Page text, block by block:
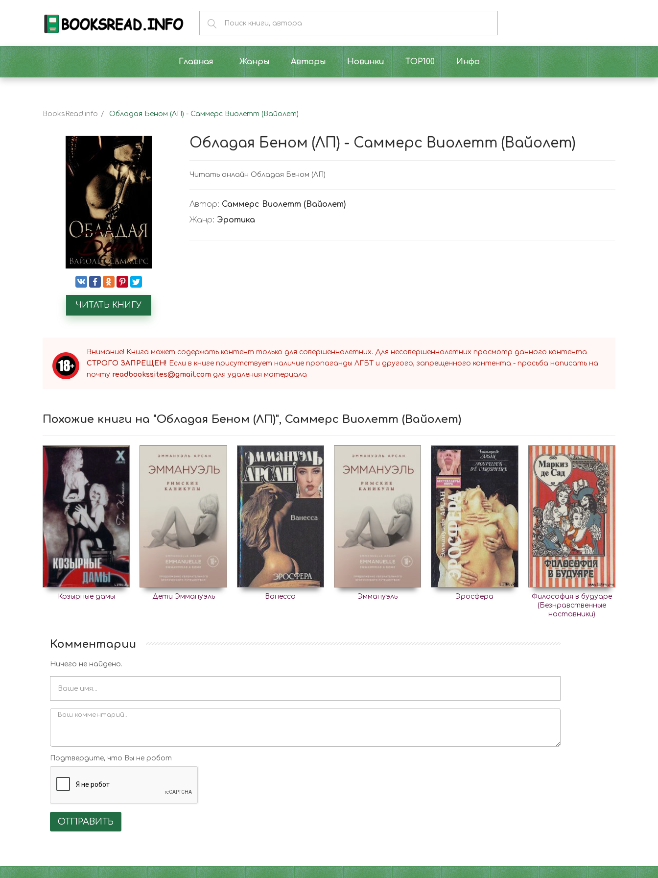
Главная Жанры Авторы Новинки TOP100 Инфо
BooksRead.info Обладая Беном (ЛП) - Саммерс Виолетт (Вайолет)
ЧИТАТЬ КНИГУ
Обладая Беном (ЛП) - Саммерс Виолетт (Вайолет)
Читать онлайн Обладая Беном (ЛП)
Автор: Саммерс Виолетт (Вайолет)
Жанр: Эротика
Внимание! Книга может содержать контент только для совершеннолетних. Для несовершеннолетних просмотр данного контента
СТРОГО ЗАПРЕЩЕН! Если в книге присутствует наличие пропаганды ЛГБТ и другого, запрещенного контента - просьба написать на
почту readbookssites@gmail.com для удаления материала
Похожие книги на "Обладая Беном (ЛП)", Саммерс Виолетт (Вайолет)
Козырные дамы Дети Эммануэль Ванесса Эммануэль Эросфера
Философия в будуаре
(Безнравственные
наставники)
Комментарии
Ничего не найдено.
Подтвердите, что Вы не робот
ОТПРАВИТЬ